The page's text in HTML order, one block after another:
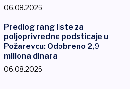
06.08.2026
Predlog rang liste za
poljoprivredne podsticaje u
Požarevcu: Odobreno 2,9
miliona dinara
06.08.2026